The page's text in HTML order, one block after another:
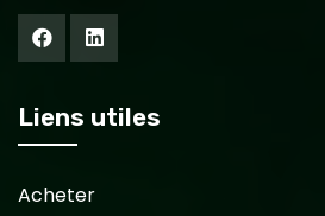
Liens utiles
Acheter